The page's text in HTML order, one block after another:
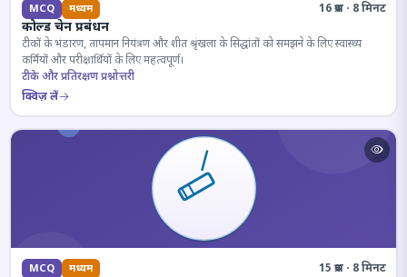
MCQ मध्यम 16 प्रश्न · 8 मिनट
कोल्ड चेन प्रबंधन
टीकों के भंडारण, तापमान नियंत्रण और शीत श्रृंखला के सिद्धांतों को समझने के लिए स्वास्थ्य
कर्मियों और परीक्षार्थियों के लिए महत्वपूर्ण।
टीके और प्रतिरक्षण प्रश्नोत्तरी
क्विज़ लें
MCQ मध्यम 15 प्रश्न · 8 मिनट